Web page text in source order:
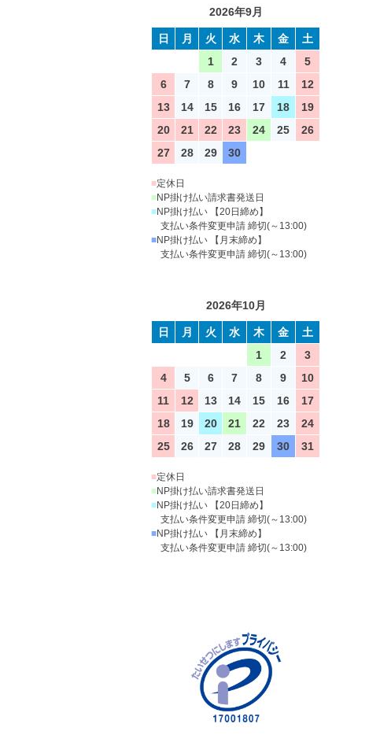
2026年9月
日 月 火 水 木 金
土
1
2 3 4
5
6
7 8 9 10 11
12
13
14 15 16 17 18
19
20
21 22 23 24 25
26
27
28 29 30
■定休日
■NP掛け払い請求書発送日
■NP掛け払い 【20日締め】
支払い条件変更申請 締切(～13:00)
■NP掛け払い 【月末締め】
支払い条件変更申請 締切(～13:00)
2026年10月
日 月 火 水 木 金
土
1
2
3
4
5 6 7 8 9
10
11
12 13 14 15 16
17
18
19 20 21 22 23
24
25
26 27 28 29 30 31
■定休日
■NP掛け払い請求書発送日
■NP掛け払い 【20日締め】
支払い条件変更申請 締切(～13:00)
■NP掛け払い 【月末締め】
支払い条件変更申請 締切(～13:00)